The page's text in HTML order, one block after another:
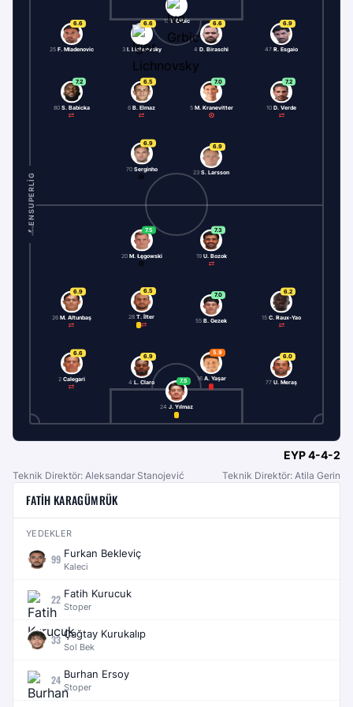
ENSUPERLIG
13 I. Grbic 6.9
47 R. Esgaio
6.6
4 D. Biraschi
6.6
3 I. Lichnovsky
6.6
25 F. Mladenovic
7.2
10 D. Verde
7.0
5 M. Kranevitter
6.5
6 B. Elmaz
7.2
80 S. Babicka
6.9
23 S. Larsson
6.9
70 Serginho
7.5
24 J. Yılmaz
6.6
2 Calegari
6.9
4 L. Claro
5.9
16 A. Yaşar
6.0
77 U. Meraş
6.9
26 M. Altunbaş
6.5
28 T. İlter
7.0
55 B. Gezek
6.2
15 C. Raux-Yao
7.5
20 M. Łęgowski
7.3
19 U. Bozok
EYP4-4-2
Teknik Direktör: Aleksandar Stanojević Teknik Direktör: Atila Gerin
FATIH KARAGÜMRÜK
YEDEKLER
99 Furkan Bekleviç
Kaleci
22 Fatih Kurucuk
Stoper
33 Çağtay Kurukalıp
Sol Bek
24 Burhan Ersoy
Stoper